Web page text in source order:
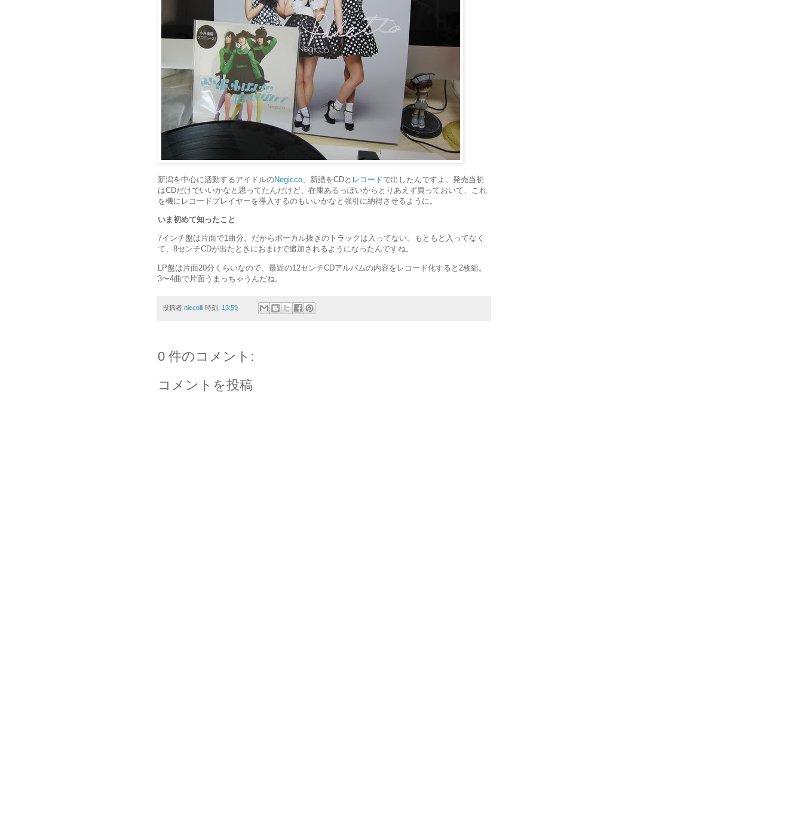
新潟を中心に活動するアイドルのNegicco、新譜をCDと レコードで出したんですよ。発売当初
はCDだけでいいかなと思ってたんだけど、在庫あるっぽいからとりあえず買っておいて、これ
を機にレコードプレイヤーを導入するのもいいかなと強引に納得させるように。
いま初めて知ったこと
7インチ盤は片面で1曲分。だからボーカル抜きのトラックは入ってない。もともと入ってなく
て、8センチCDが出たときにおまけで追加されるようになったんですね。
LP盤は片面20分くらいなので、最近の12センチCDアルバムの内容をレコード化すると2枚組。
3〜4曲で片面うまっちゃうんだね。
投稿者 niccolli 時刻: 13:59
0 件のコメント:
コメントを投稿